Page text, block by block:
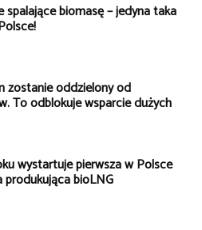
spalające biomasę – jedyna taka
zostanie oddzielony od
To odblokuje wsparcie dużych
wystartuje pierwsza w Polsce
produkująca bioLNG